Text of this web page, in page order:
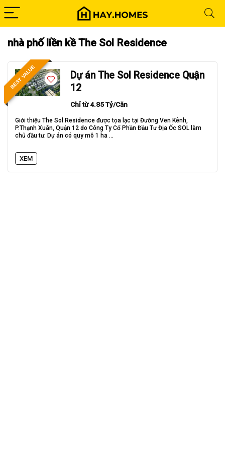
nhà phố liền kề The Sol Residence
BEST VALUE
Dự án The Sol Residence Quận
12
Chỉ từ 4.85 Tỷ/Căn
Giới thiệu The Sol Residence được tọa lạc tại Đường Ven Kênh,
P.Thạnh Xuân, Quận 12 do Công Ty Cổ Phần Đầu Tư Địa Ốc SOL làm
chủ đầu tư. Dự án có quy mô 1 ha ...
XEM